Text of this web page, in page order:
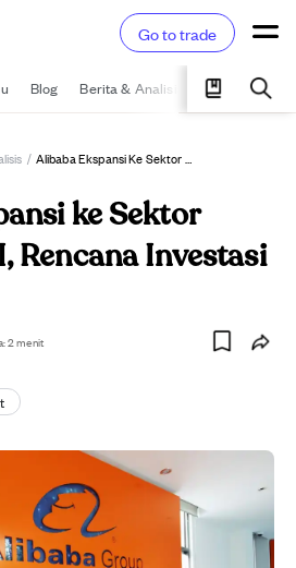
Go to trade
Blog Berita & Analisis Pelajari
/ Alibaba Ekspansi Ke Sektor Cloud Dan AI, Rencana Investasi $53 Miliar
ke Sektor
Rencana Investasi
2 menit